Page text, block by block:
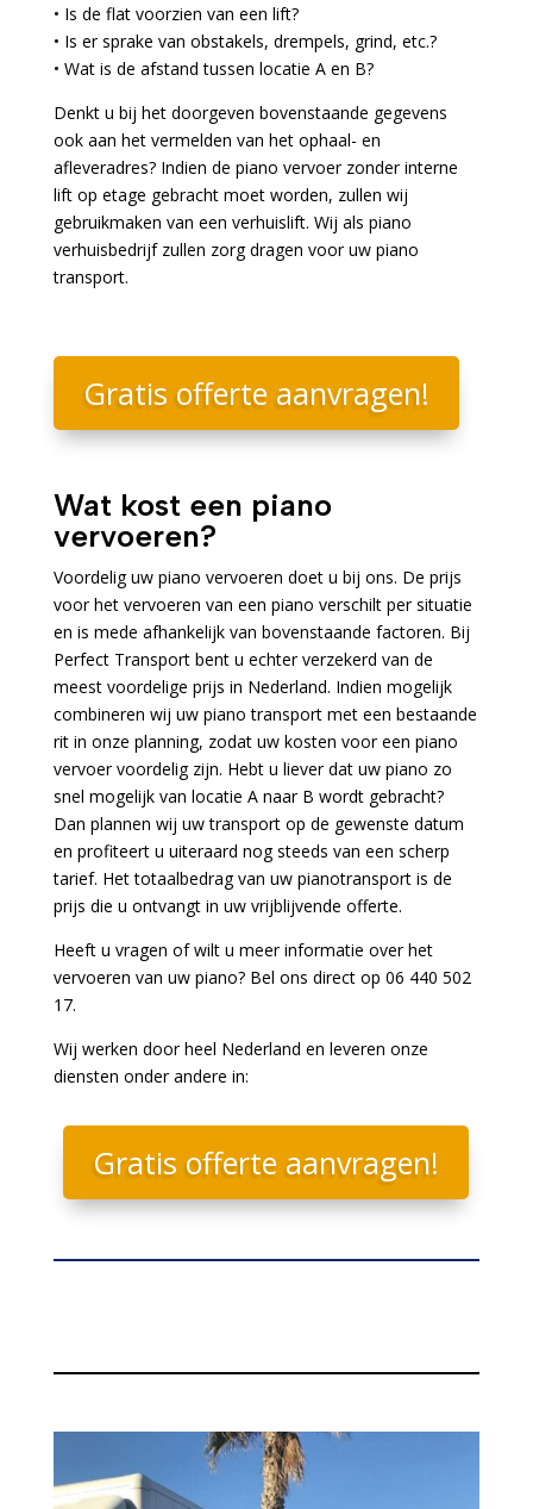
• Is de flat voorzien van een lift?
• Is er sprake van obstakels, drempels, grind, etc.?
• Wat is de afstand tussen locatie A en B?
Denkt u bij het doorgeven bovenstaande gegevens
ook aan het vermelden van het ophaal- en
afleveradres? Indien de piano vervoer zonder interne
lift op etage gebracht moet worden, zullen wij
gebruikmaken van een verhuislift. Wij als piano
verhuisbedrijf zullen zorg dragen voor uw piano
transport.
Gratis offerte aanvragen!
Wat kost een piano
vervoeren?
Voordelig uw piano vervoeren doet u bij ons. De prijs
voor het vervoeren van een piano verschilt per situatie
en is mede afhankelijk van bovenstaande factoren. Bij
Perfect Transport bent u echter verzekerd van de
meest voordelige prijs in Nederland. Indien mogelijk
combineren wij uw piano transport met een bestaande
rit in onze planning, zodat uw kosten voor een piano
vervoer voordelig zijn. Hebt u liever dat uw piano zo
snel mogelijk van locatie A naar B wordt gebracht?
Dan plannen wij uw transport op de gewenste datum
en profiteert u uiteraard nog steeds van een scherp
tarief. Het totaalbedrag van uw pianotransport is de
prijs die u ontvangt in uw vrijblijvende offerte.
Heeft u vragen of wilt u meer informatie over het
vervoeren van uw piano? Bel ons direct op 06 440 502
17.
Wij werken door heel Nederland en leveren onze
diensten onder andere in:
Gratis offerte aanvragen!